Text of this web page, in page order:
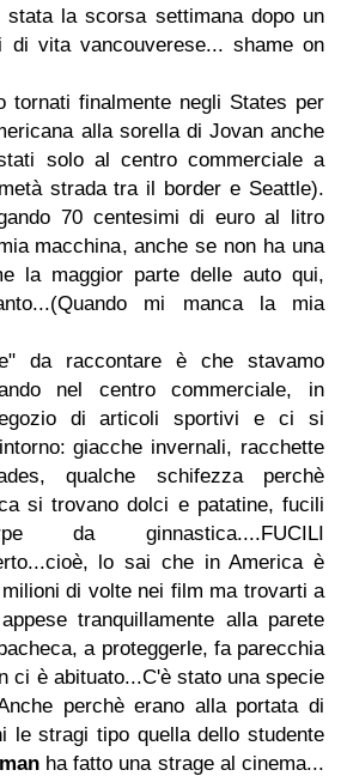
stata la scorsa settimana dopo un
di vita vancouverese... shame on
tornati finalmente negli States per
alla sorella di Jovan anche
solo al centro commerciale a
strada tra il border e Seattle).
70 centesimi di euro al litro
macchina, anche se non ha una
la maggior parte delle auto qui,
mi manca la mia
da raccontare è che stavamo
nel centro commerciale, in
di articoli sportivi e ci si
giacche invernali, racchette
qualche schifezza perchè
si trovano dolci e patatine, fucili
da ginnastica....FUCILI
lo sai che in America è
di volte nei film ma trovarti a
tranquillamente alla parete
a proteggerle, fa parecchia
ci è abituato...C'è stato una specie
perchè erano alla portata di
le stragi tipo quella dello studente
ha fatto una strage al cinema...